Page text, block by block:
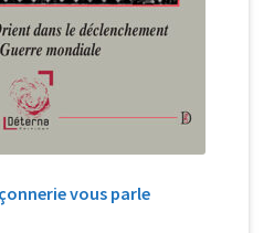
vous parle